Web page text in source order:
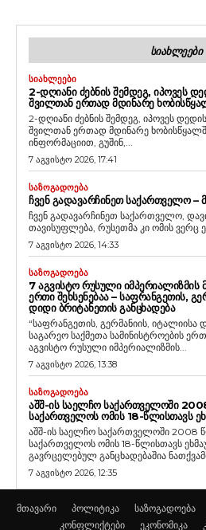
ᲡᲘᲐᲮᲚᲔᲔᲑᲘ
ᲡᲘᲐᲮᲚᲔᲔᲑᲘ
2-ᲓᲦᲘᲐᲜᲘ ᲫᲔᲑᲜᲘᲡ ᲨᲔᲛᲓᲔᲒ, ᲘᲞᲝᲕᲔᲡ
ᲨᲕᲘᲚᲗᲐᲜ ᲔᲠᲗᲐᲓ ᲛᲓᲘᲜᲐᲠᲔ
2-დღიანი ძებნის შემდეგ, იპოვეს
შვილთან ერთად მდინარე
ინფორმაციით, გუშინ,...
7 აგვისტო 2026, 17:41
ᲡᲐᲖᲝᲒᲐᲓᲝᲔᲑᲐ
ᲩᲕᲔᲜ ᲒᲐᲓᲐᲕᲐᲠᲩᲘᲜᲔᲗ ᲡᲐᲥᲐᲠᲗᲕᲔᲚᲝ –
ჩვენ გადავარჩინეთ საქართველო,
თავისუფლება, რუსეთმა კი ომის ვერც
7 აგვისტო 2026, 14:33
ᲡᲐᲖᲝᲒᲐᲓᲝᲔᲑᲐ
7 ᲐᲒᲕᲘᲡᲢᲝ ᲠᲣᲡᲣᲚᲘ ᲘᲛᲞᲔᲠᲘᲐᲚᲘᲖᲛᲘᲡ
ᲔᲠᲗᲘ ᲨᲔᲮᲡᲔᲜᲔᲑᲐᲐ – ᲡᲐᲤᲠᲐᲜᲒᲔᲗᲘᲡ,
ᲓᲘᲓᲘ ᲑᲠᲘᲢᲐᲜᲔᲗᲘᲡ ᲒᲐᲜᲪᲮᲐᲓᲔᲑᲐ
“საფრანგეთის, გერმანიის, იტალიისა
საგარეო საქმეთა სამინისტროების
აგვისტო რუსული იმპერიალიზმის...
7 აგვისტო 2026, 13:38
ᲡᲐᲖᲝᲒᲐᲓᲝᲔᲑᲐ
ᲐᲨᲨ-ᲘᲡ ᲡᲐᲔᲚᲩᲝ ᲡᲐᲥᲐᲠᲗᲕᲔᲚᲝᲨᲘ
ᲡᲐᲥᲐᲠᲗᲕᲔᲚᲝᲡ ᲝᲛᲘᲡ 18-ᲬᲚᲘᲡᲗᲐᲕᲡ
აშშ-ის საელჩო საქართველოში 2008
საქართველოს ომის 18-წლისთავს ეხმაურება. როგორც
გავრცელებულ განცხადებაშია
7 აგვისტო 2026, 12:35
მთავარი პოლიტიკა საზოგადოება
კონფლიქტები
ეკონომიკა